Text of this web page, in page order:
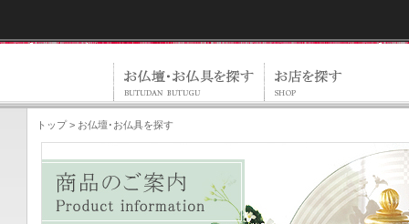
トップ> お仏壇･お仏具を探す